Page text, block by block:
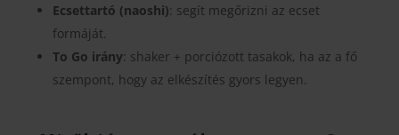
Ecsettartó (naoshi): segít megőrizni az ecset
formáját.
To Go irány: shaker + porciózott tasakok, ha az a fő
szempont, hogy az elkészítés gyors legyen.